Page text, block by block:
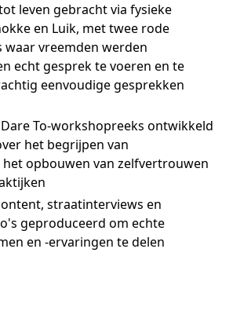
leven gebracht via fysieke
en Luik, met twee rode
vreemden werden
echt gesprek te voeren en te
eenvoudige gesprekken
To-workshopreeks ontwikkeld
het begrijpen van
opbouwen van zelfvertrouwen
straatinterviews en
geproduceerd om echte
en -ervaringen te delen